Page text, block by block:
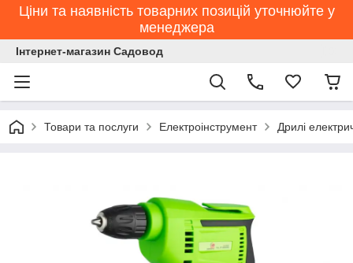
Ціни та наявність товарних позицій уточнюйте у
менеджера
Інтернет-магазин Садовод
Товари та послуги Електроінструмент Дрилі